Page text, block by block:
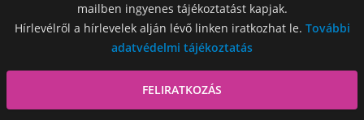
mailben ingyenes tájékoztatást kapjak.
Hírlevélről a hírlevelek alján lévő linken iratkozhat le. További
adatvédelmi tájékoztatás